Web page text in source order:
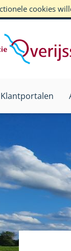
cookies
Klantportalen